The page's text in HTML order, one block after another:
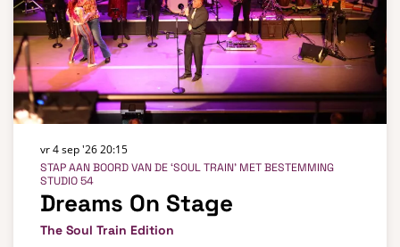
Dreams On Stage
The Soul Train Edition
STAP AAN BOORD VAN DE ‘SOUL TRAIN’ MET BESTEMMING
STUDIO 54
vr 4 sep '2620:15